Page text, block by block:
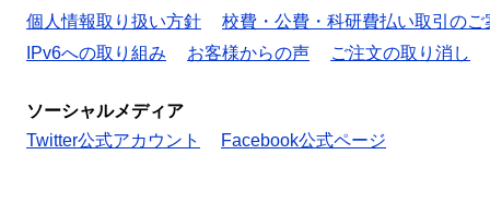
個人情報取り扱い方針
校費・公費・科研費払い取引のご
IPv6への取り組み
お客様からの声 ご注文の取り消し
ソーシャルメディア
Twitter公式アカウント
Facebook公式ページ